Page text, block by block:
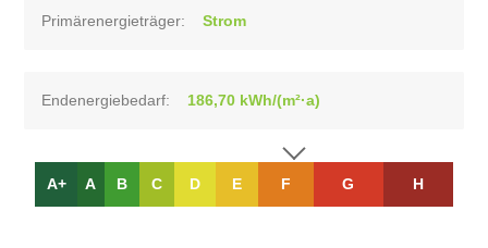
Primärenergieträger: Strom
Endenergiebedarf: 186,70 kWh/(m²·a)
A+ A B C D E F G H